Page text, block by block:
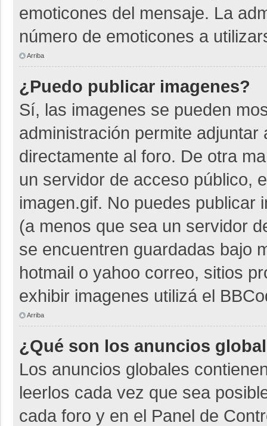
emoticones del mensaje. La
número de emoticones a
Arriba
¿Puedo publicar imagenes?
Sí, las imagenes se pueden
administración permite
directamente al foro. De otra
un servidor de acceso público,
imagen.gif. No puedes publicar
(a menos que sea un servidor
se encuentren guardadas bajo
hotmail o yahoo correo, sitios
exhibir imagenes utilizá el
Arriba
¿Qué son los anuncios
Los anuncios globales
leerlos cada vez que sea
cada foro y en el Panel de